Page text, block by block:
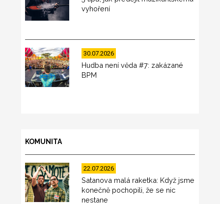
vyhoření
30.07.2026
Hudba není věda #7: zakázané
BPM
KOMUNITA
22.07.2026
Satanova malá raketka: Když jsme
konečně pochopili, že se nic
nestane